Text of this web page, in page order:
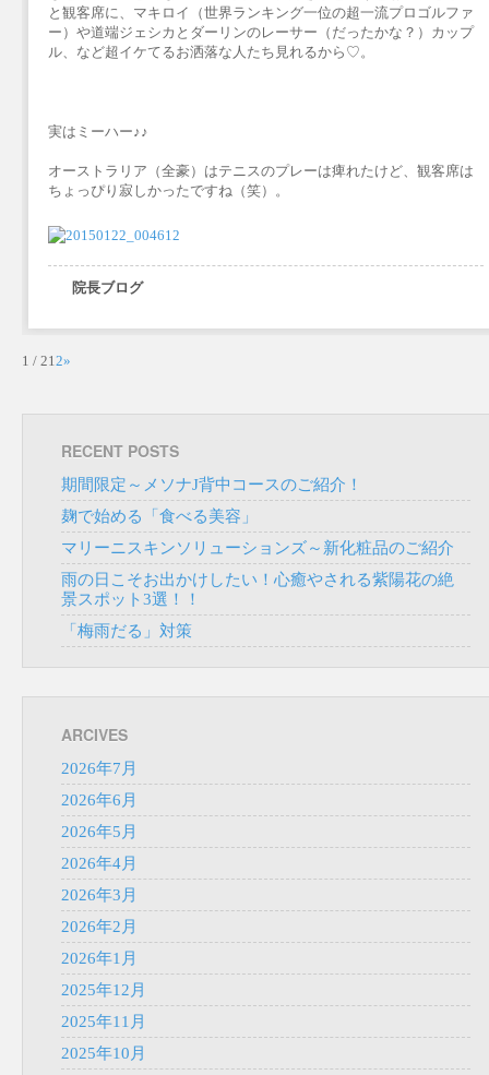
と観客席に、マキロイ（世界ランキング一位の超一流プロゴルファ
ー）や道端ジェシカとダーリンのレーサー（だったかな？）カップ
ル、など超イケてるお洒落な人たち見れるから♡。
実はミーハー♪♪
オーストラリア（全豪）はテニスのプレーは痺れたけど、観客席は
ちょっぴり寂しかったですね（笑）。
院長ブログ
1 / 212»
RECENT POSTS
期間限定～メソナJ背中コースのご紹介！
麹で始める「食べる美容」
マリーニスキンソリューションズ～新化粧品のご紹介
雨の日こそお出かけしたい！心癒やされる紫陽花の絶
景スポット3選！！
「梅雨だる」対策
ARCIVES
2026年7月
2026年6月
2026年5月
2026年4月
2026年3月
2026年2月
2026年1月
2025年12月
2025年11月
2025年10月